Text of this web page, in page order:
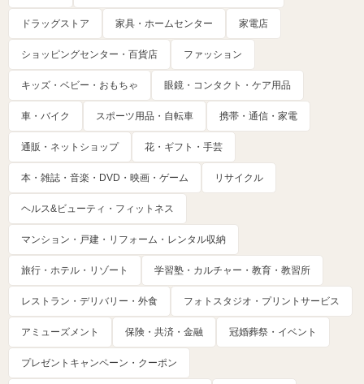
ドラッグストア 家具・ホームセンター 家電店
ショッピングセンター・百貨店 ファッション
キッズ・ベビー・おもちゃ 眼鏡・コンタクト・ケア用品
車・バイク スポーツ用品・自転車 携帯・通信・家電
通販・ネットショップ 花・ギフト・手芸
本・雑誌・音楽・DVD・映画・ゲーム リサイクル
ヘルス&ビューティ・フィットネス
マンション・戸建・リフォーム・レンタル収納
旅行・ホテル・リゾート 学習塾・カルチャー・教育・教習所
レストラン・デリバリー・外食 フォトスタジオ・プリントサービス
アミューズメント 保険・共済・金融 冠婚葬祭・イベント
プレゼントキャンペーン・クーポン